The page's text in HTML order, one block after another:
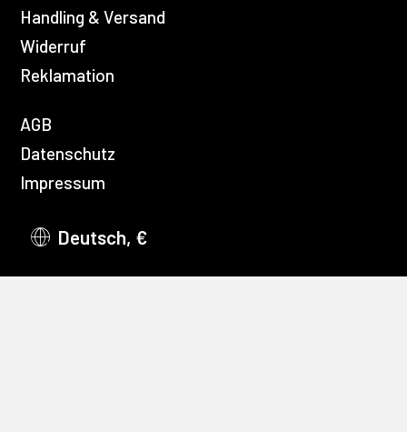
Handling & Versand
Widerruf
Reklamation
AGB
Datenschutz
Impressum
Deutsch, €